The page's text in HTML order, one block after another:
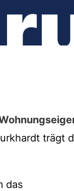
trägt
das